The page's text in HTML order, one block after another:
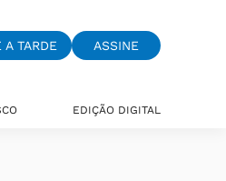
A TARDE ASSINE
EDIÇÃO DIGITAL